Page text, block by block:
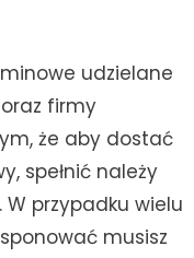
udzielane
firmy
że aby dostać
spełnić należy
przypadku wielu
musisz